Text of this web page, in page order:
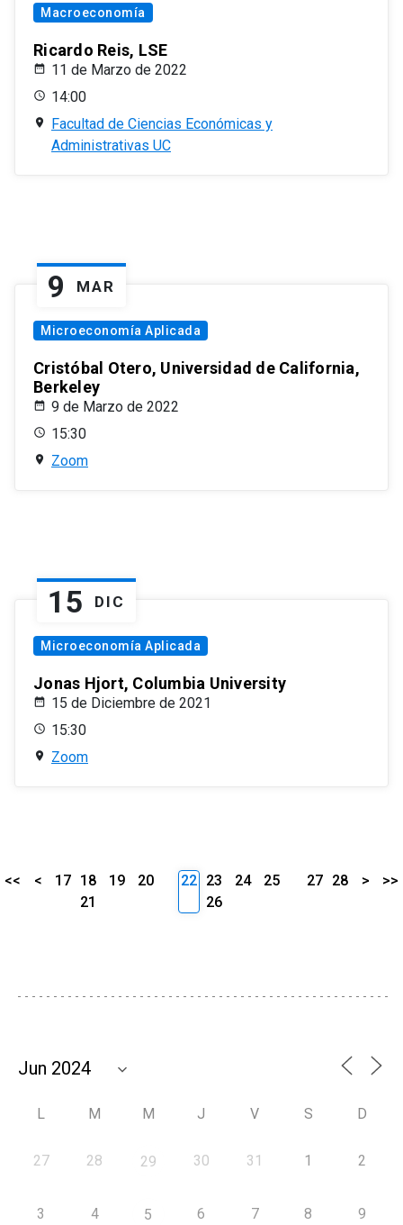
Macroeconomía
Ricardo Reis, LSE
11 de Marzo de 2022
14:00
Facultad de Ciencias Económicas y
Administrativas UC
9 MAR
Microeconomía Aplicada
Cristóbal Otero, Universidad de California,
Berkeley
9 de Marzo de 2022
15:30
Zoom
15 DIC
Microeconomía Aplicada
Jonas Hjort, Columbia University
15 de Diciembre de 2021
15:30
Zoom
<< < 17 18 19
20
21
22 23 24
25
26
27 28 > >>
L M M J V S D
27 28 29 30 31 1 2
3 4 5 6 7 8 9